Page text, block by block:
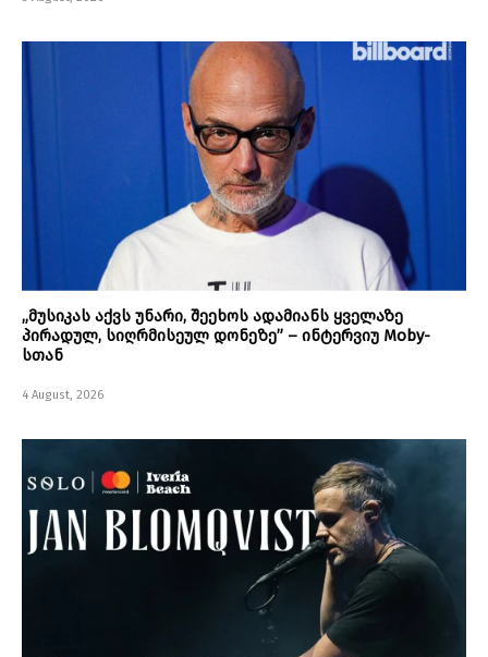
„მუსიკას აქვს უნარი, შეეხოს ადამიანს ყველაზე
პირადულ, სიღრმისეულ დონეზე” – ინტერვიუ Moby-
სთან
4 August, 2026